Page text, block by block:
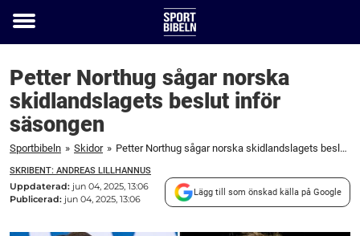
Toggle
Petter Northug sågar norska
skidlandslagets beslut inför
säsongen
Sportbibeln » Skidor » Petter Northug sågar norska skidlandslagets beslut inför säsongen
SKRIBENT: ANDREAS LILLHANNUS
Uppdaterad: jun 04, 2025, 13:06
Publicerad: jun 04, 2025, 13:06
Lägg till som önskad källa på Google